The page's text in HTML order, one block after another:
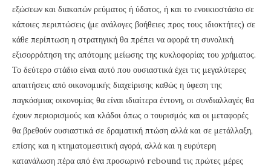
εξώσεων και διακοπών ρεύματος ή ύδατος, ή και το ενοικιοστάσιο σε
κάποιες περιπτώσεις (με ανάλογες βοήθειες προς τους ιδιοκτήτες) σε
κάθε περίπτωση η στρατηγική θα πρέπει να αφορά τη συνολική
εξισορρόπηση της απότομης μείωσης της κυκλοφορίας του χρήματος.
Το δεύτερο στάδιο είναι αυτό που ουσιαστικά έχει τις μεγαλύτερες
απαιτήσεις από οικονομικής διαχείρισης καθώς η ύφεση της
παγκόσμιας οικονομίας θα είναι ιδιαίτερα έντονη, οι συνδιαλλαγές θα
έχουν περιορισμούς και κλάδοι όπως ο τουρισμός και οι μεταφορές
θα βρεθούν ουσιαστικά σε δραματική πτώση αλλά και σε μετάλλαξη,
επίσης και η κτηματομεσιτική αγορά, αλλά και η ευρύτερη
κατανάλωση πέρα από ένα προσωρινό rebound τις πρώτες μέρες